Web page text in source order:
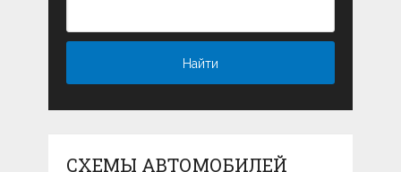
СХЕМЫ АВТОМОБИЛЕЙ